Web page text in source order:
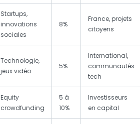
Startups,
innovations
sociales
8%
France, projets
citoyens
Technologie,
jeux vidéo
5%
International,
communautés
tech
Equity
crowdfunding
5 à
10%
Investisseurs
en capital